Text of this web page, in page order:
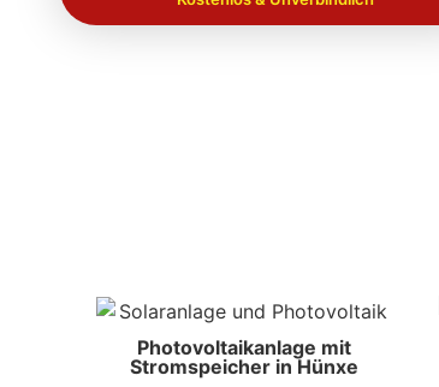
Photovoltaikanlage mit
Stromspeicher in Hünxe